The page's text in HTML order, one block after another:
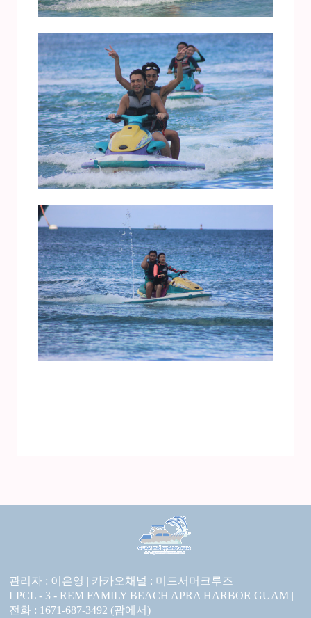
관리자 : 이은영 | 카카오채널 : 미드서머크루즈
LPCL - 3 - REM FAMILY BEACH APRA HARBOR GUAM |
전화 : 1671-687-3492 (괌에서)